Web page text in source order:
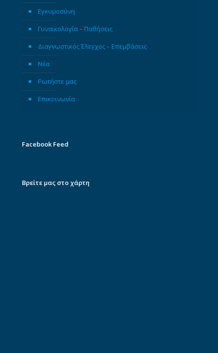
Εγκυμοσύνη
Γυναικολογία – Παθήσεις
Διαγνωστικός Έλεγχος – Επεμβάσεις
Νέα
Ρωτήστε μας
Επικοινωνία
Facebook Feed
Βρείτε μας στο χάρτη